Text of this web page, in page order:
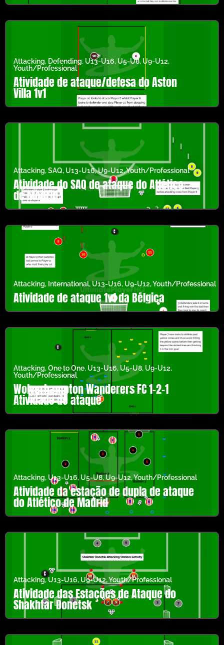
Attacking, Defending, U13-U16, U5-U8, U9-U12,
Youth/Professional
Atividade de ataque/defesa do Aston
Villa 1v1
Attacking,SAQ, U13-U16,U9-U12,Youth/Professional
Atividade do SAQ de ataque do Atlético
de Madrid
Attacking, International,U13-U16, U9-U12,Youth/Professional
Atividade de ataque 1v1 da Bélgica
Attacking,One to One, U13-U16,U5-U8, U9-U12,
Youth/Professional
Wolverhampton Wanderers FC 1-2-1
Atividade de ataque
Attacking, U13-U16, U5-U8,U9-U12,Youth/Professional
Atividade da estação de dupla de ataque
do Atlético de Madrid
Attacking,U13-U16, U9-U12,Youth/Professional
Atividade das Estações de Ataque do
Shakhtar Donetsk